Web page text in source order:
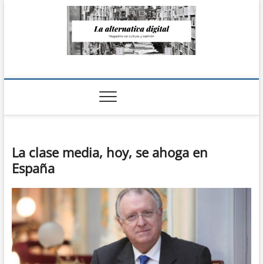
La Alternativa
La clase media, hoy, se ahoga en
España